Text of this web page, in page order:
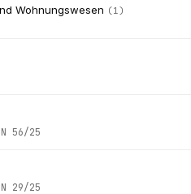
Wohnungswesen (1)
56/25
29/25